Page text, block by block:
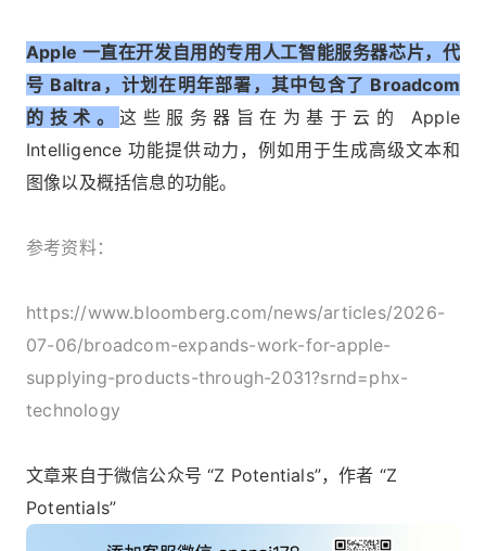
Apple 一直在开发自用的专用人工智能服务器芯片，代
号 Baltra，计划在明年部署，其中包含了 Broadcom
的技术。这些服务器旨在为基于云的 Apple
Intelligence 功能提供动力，例如用于生成高级文本和
图像以及概括信息的功能。
参考资料：
https://www.bloomberg.com/news/articles/2026-
07-06/broadcom-expands-work-for-apple-
supplying-products-through-2031?srnd=phx-
technology
文章来自于微信公众号 “Z Potentials”，作者 “Z
Potentials”